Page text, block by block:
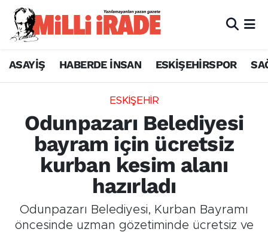
ASAYİŞ HABERDE İNSAN ESKİŞEHİRSPOR
ESKİŞEHİR
Odunpazarı Belediyesi
bayram için ücretsiz
kurban kesim alanı
hazırladı
Odunpazarı Belediyesi, Kurban Bayramı
öncesinde uzman gözetiminde ücretsiz ve